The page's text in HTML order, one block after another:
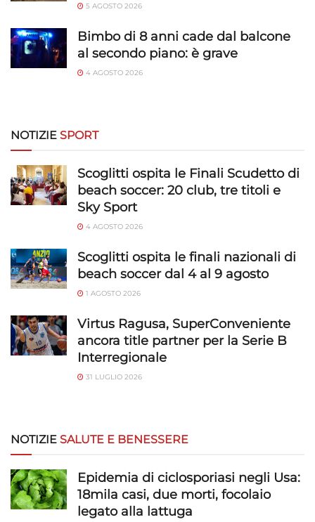
Utilizzare dati di geolocalizzazione precisi,
Riconoscere i dispositivi in base a informazioni
rilevare frodi, correggere errori, Erogare
e presentare pubblicità e contenuto,
Salvare e comunicare le scelte sulla
privacy.
5 AGOSTO 2026
Bimbo di 8 anni cade dal balcone
al secondo piano: è grave
4 AGOSTO 2026
NOTIZIE SPORT
Scoglitti ospita le Finali Scudetto di
beach soccer: 20 club, tre titoli e
Sky Sport
4 AGOSTO 2026
Scoglitti ospita le finali nazionali di
beach soccer dal 4 al 9 agosto
1 AGOSTO 2026
Virtus Ragusa, SuperConveniente
ancora title partner per la Serie B
Interregionale
31 LUGLIO 2026
NOTIZIE SALUTE E BENESSERE
Epidemia di ciclosporiasi negli Usa:
18mila casi, due morti, focolaio
legato alla lattuga